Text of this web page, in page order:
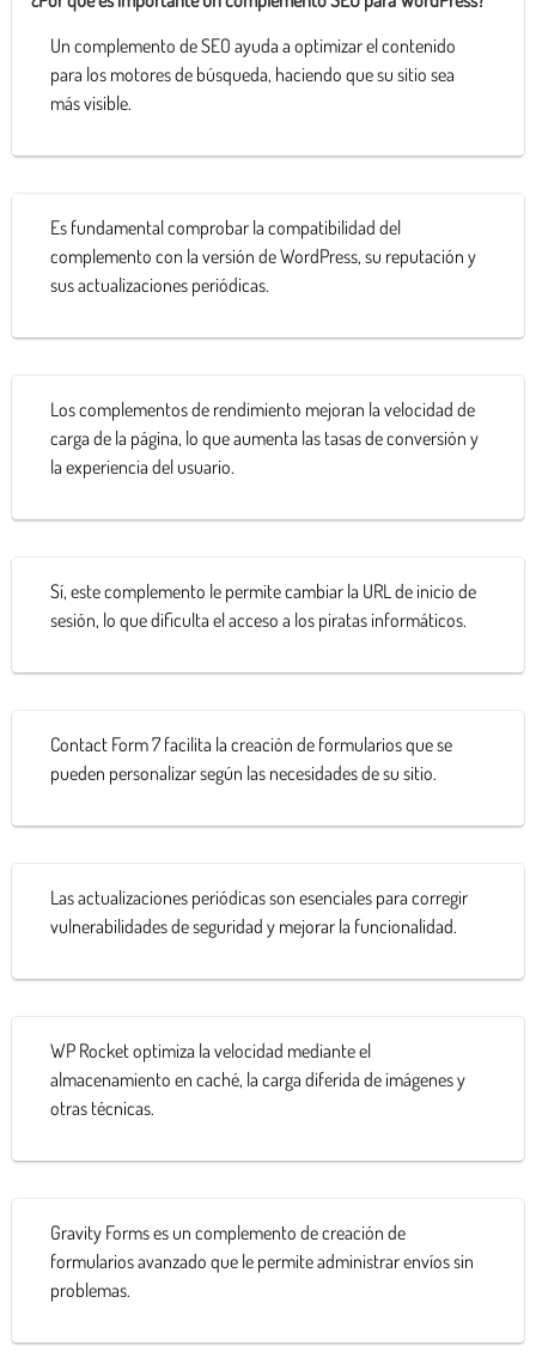
Un complemento de SEO ayuda a optimizar el contenido
para los motores de búsqueda, haciendo que su sitio sea
más visible.
Es fundamental comprobar la compatibilidad del
complemento con la versión de WordPress, su reputación y
sus actualizaciones periódicas.
Los complementos de rendimiento mejoran la velocidad de
carga de la página, lo que aumenta las tasas de conversión y
la experiencia del usuario.
Sí, este complemento le permite cambiar la URL de inicio de
sesión, lo que dificulta el acceso a los piratas informáticos.
Contact Form 7 facilita la creación de formularios que se
pueden personalizar según las necesidades de su sitio.
Las actualizaciones periódicas son esenciales para corregir
vulnerabilidades de seguridad y mejorar la funcionalidad.
WP Rocket optimiza la velocidad mediante el
almacenamiento en caché, la carga diferida de imágenes y
otras técnicas.
Gravity Forms es un complemento de creación de
formularios avanzado que le permite administrar envíos sin
problemas.